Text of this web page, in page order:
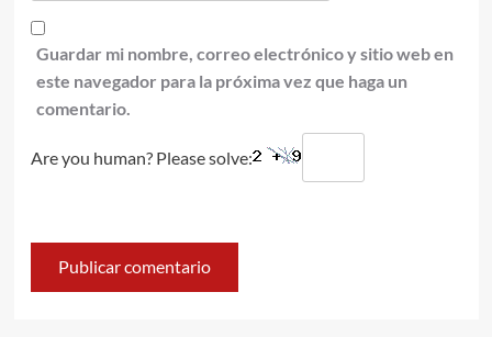
Guardar mi nombre, correo electrónico y sitio web en
este navegador para la próxima vez que haga un
comentario.
Are you human? Please solve: